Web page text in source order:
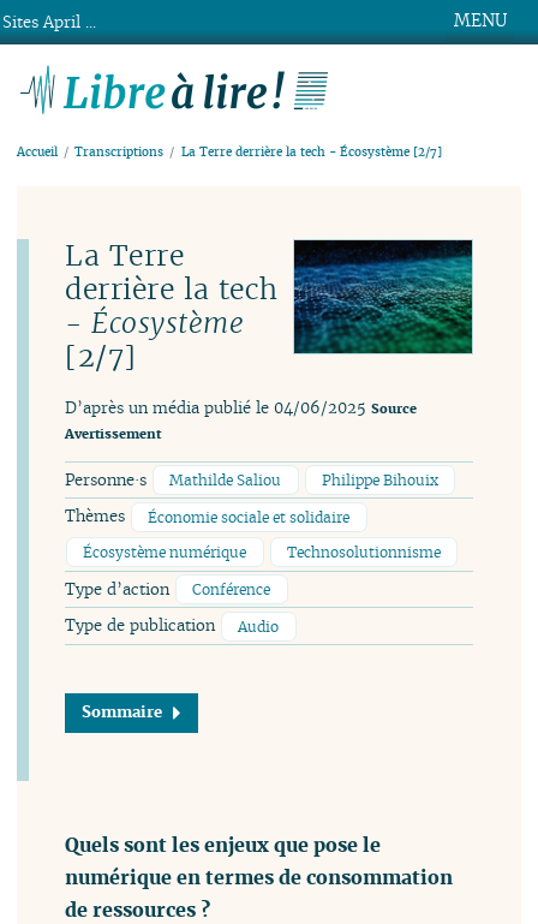
MENU
Accueil Transcriptions La Terre derrière la tech - Écosystème [2/7]
La Terre
derrière la tech
-Écosystème
[2/7]
D’après un média publié le 04/06/2025 Source
Avertissement
Personne·s Mathilde Saliou Philippe Bihouix
Thèmes
Économie sociale et solidaire
Écosystème numérique
Technosolutionnisme
Type d’action Conférence
Type de publication Audio
Sommaire
Quels sont les enjeux que pose le
numérique en termes de consommation
de ressources ?
Sites April ...